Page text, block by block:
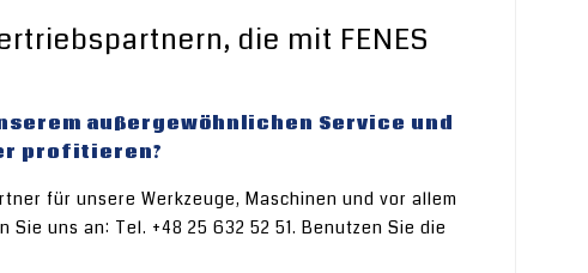
die mit FENES
außergewöhnlichen Service und
profitieren?
für unsere Werkzeuge, Maschinen und vor allem
uns an: Tel. +48 25 632 52 51. Benutzen Sie die